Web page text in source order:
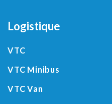
Logistique
VTC
VTC Minibus
VTC Van